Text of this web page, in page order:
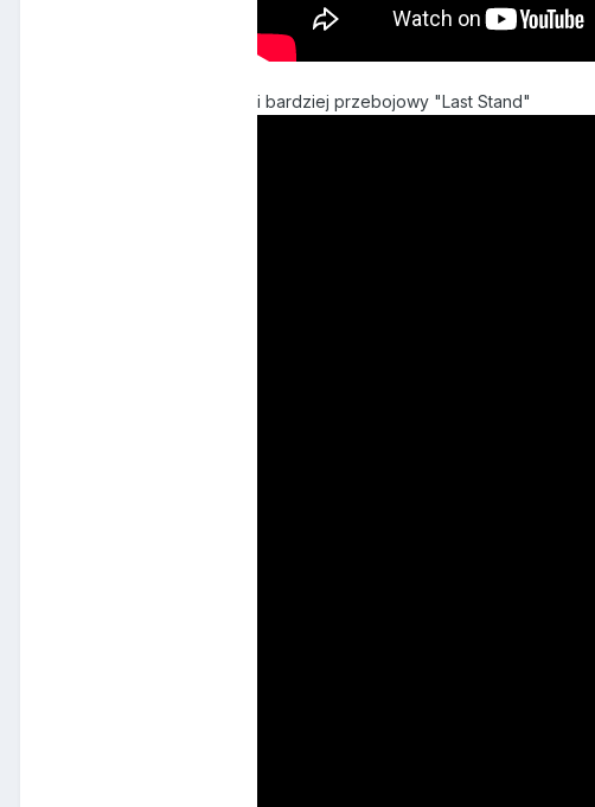
i bardziej przebojowy "Last Stand"